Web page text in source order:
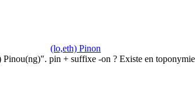
(lo,eth) Pinon
Pinou(ng)". pin + suffixe -on ? Existe en